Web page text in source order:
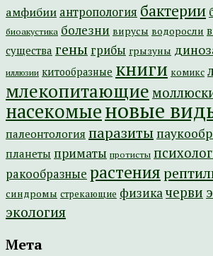
амфибии антропология бактерии
биоакустика болезни вирусы водоросли
существа гены грибы грызуны
иллюзии китообразные книги комикс
млекопитающие
насекомыеновые
палеонтология паразиты
планеты приматы протисты
ракообразные растения
синдромы стрекающие физикачерви
экология
Мета